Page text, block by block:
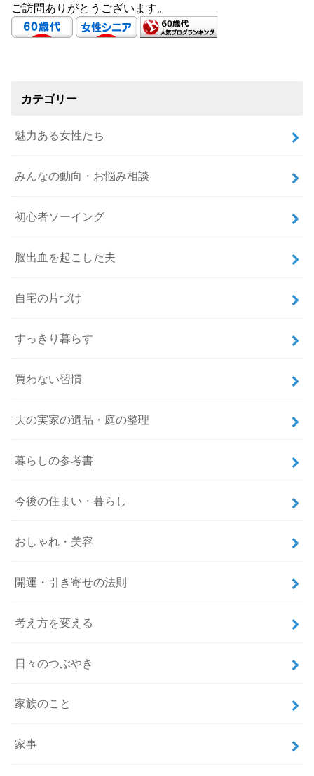
ご訪問ありがとうございます。
カテゴリー
魅力ある女性たち
みんなの動向・お悩み相談
初心者ソーイング
脳出血を起こした夫
自宅の片づけ
すっきり暮らす
買わない習慣
夫の実家の遺品・庭の整理
暮らしの参考書
今後の住まい・暮らし
おしゃれ・美容
開運・引き寄せの法則
考え方を変える
日々のつぶやき
家族のこと
家事